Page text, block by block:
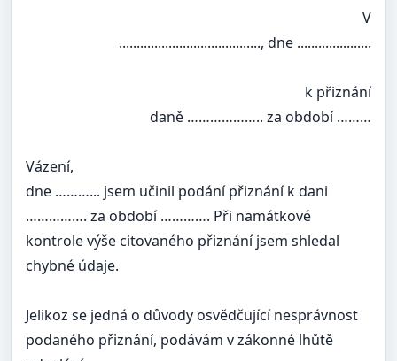
V
........................................, dne .....................
k přiznání
daně ……………….. za období ………
Vázení,
dne ………... jsem učinil podání přiznání k dani
……………. za období …………. Při namátkové
kontrole výše citovaného přiznání jsem shledal
chybné údaje.
Jelikoz se jedná o důvody osvědčující nesprávnost
podaného přiznání, podávám v zákonné lhůtě